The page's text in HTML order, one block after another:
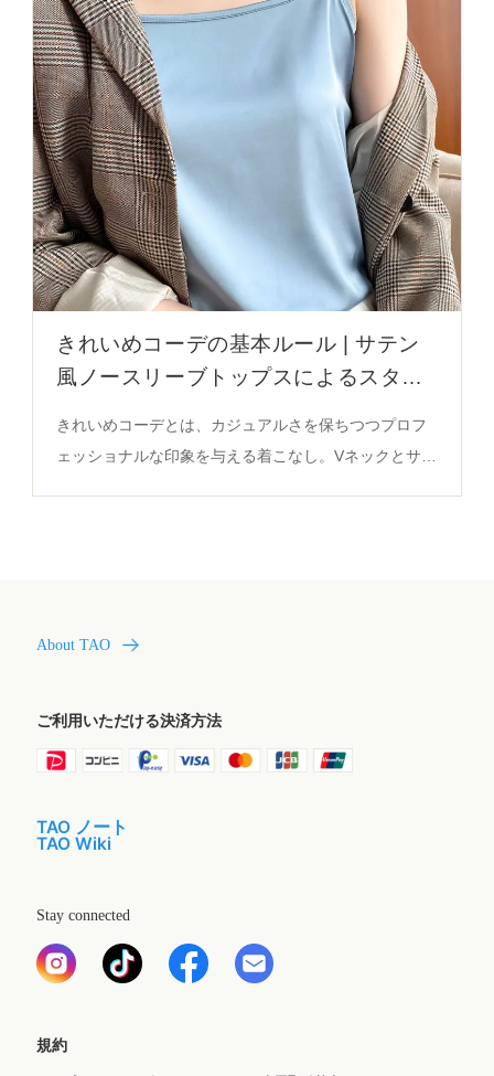
バランスを整える効果が確認されている。
きれいめコーデの基本ルール | サテン
風ノースリーブトップスによるスタイ
きれいめコーデとは、カジュアルさを保ちつつプロフ
ェッショナルな印象を与える着こなし。Vネックとサテ
About TAO
ご利用いただける決済方法
TAO ノート
TAO Wiki
Stay connected
規約